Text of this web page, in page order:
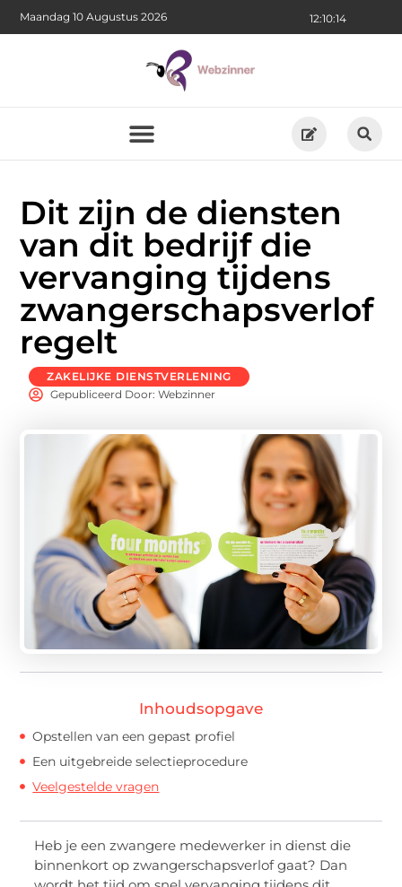
12:10:16
Maandag 10 Augustus 2026
Dit zijn de diensten
van dit bedrijf die
vervanging tijdens
zwangerschapsverlof
regelt
ZAKELIJKE DIENSTVERLENING
Gepubliceerd Door: Webzinner
Inhoudsopgave
Opstellen van een gepast profiel
Een uitgebreide selectieprocedure
Veelgestelde vragen
Heb je een zwangere medewerker in dienst die
binnenkort op zwangerschapsverlof gaat? Dan